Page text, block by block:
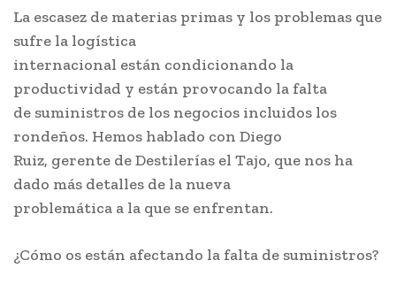
La escasez de materias primas y los problemas que
sufre la logística
internacional están condicionando la
productividad y están provocando la falta
de suministros de los negocios incluidos los
rondeños. Hemos hablado con Diego
Ruiz, gerente de Destilerías el Tajo, que nos ha
dado más detalles de la nueva
problemática a la que se enfrentan.
¿Cómo os están afectando la falta de suministros?